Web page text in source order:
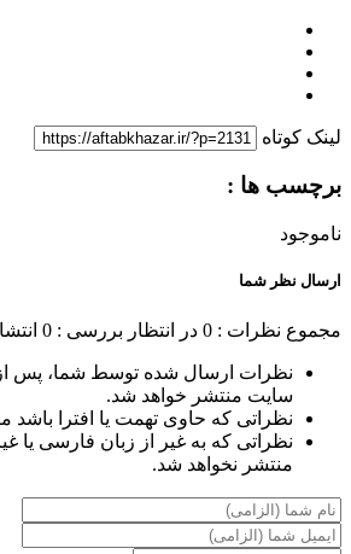
لینک کوتاه
برچسب ها :
ناموجود
ارسال نظر شما
مجموع نظرات : 0 در انتظار بررسی : 0
نظرات ارسال شده توسط شما، پس از
سایت منتشر خواهد شد.
نظراتی که حاوی تهمت یا افترا باشد
نظراتی که به غیر از زبان فارسی یا
منتشر نخواهد شد.